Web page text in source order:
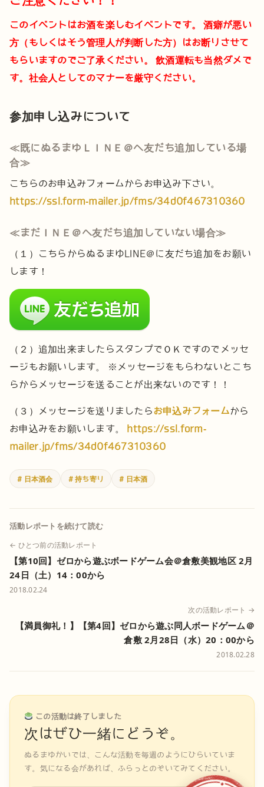
このイベントはお酒を楽しむイベントです。
酒癖が悪い
方（もしくはそう管理人が判断した方）はお断りさせて
もらいますのでご了承ください。
飲酒運転も当然ダメで
す。社会人としてのマナーを厳守ください。
参加申し込みについて
≪既にぬるまゆＬＩＮＥ＠へ友だち追加している場
合≫
こちらのお申込みフォームからお申込み下さい。
https://ssl.form-mailer.jp/fms/34d0f467310360
≪まだＩＮＥ＠へ友だち追加していない場合≫
（１）こちらからぬるまゆLINE＠に友だち追加をお願い
します！
（２）追加出来ましたらスタンプでＯＫですのでメッセ
ージもお願いします。
※メッセージをもらわないとこち
らからメッセージを送ることが出来ないのです！！
（３）メッセージを送りましたらお申込みフォームから
お申込みをお願いします。
https://ssl.form-
mailer.jp/fms/34d0f467310360
# 日本酒会 # 持ち寄り # 日本酒
活動レポートを続けて読む
← ひとつ前の活動レポート
【第10回】ゼロから遊ぶボードゲーム会＠倉敷美観地区 2月
24日（土）14：00から
2018.02.24
次の活動レポート →
【満員御礼！】【第4回】ゼロから遊ぶ同人ボードゲーム＠
倉敷 2月28日（水）20：00から
2018.02.28
この活動は終了しました
次はぜひ一緒にどうぞ。
ぬるまゆかいでは、こんな活動を毎週のようにひらいていま
す。気になる会があれば、ふらっとのぞいてみてください。